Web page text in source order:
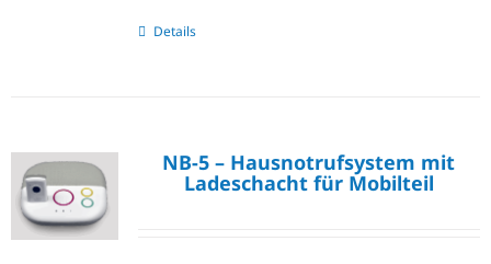
Details
NB-5 – Hausnotrufsystem mit
Ladeschacht für Mobilteil